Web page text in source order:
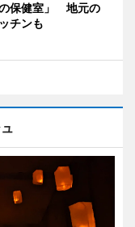
保健室」 地元の
チンも